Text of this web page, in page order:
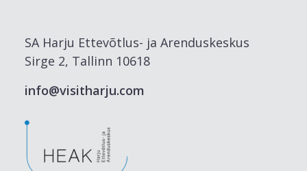
SA Harju Ettevõtlus- ja Arenduskeskus
Sirge 2, Tallinn 10618
info@visitharju.com